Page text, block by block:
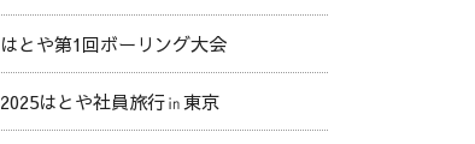
はとや第1回ボーリング大会
2025はとや社員旅行㏌東京